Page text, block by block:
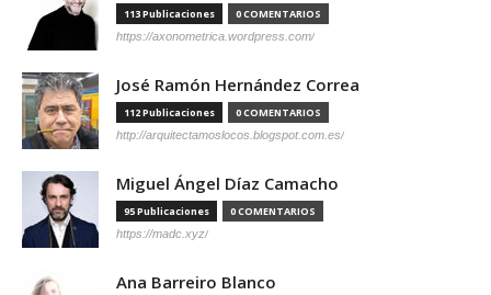
113 Publicaciones 0 COMENTARIOS
https://axonometrica.wordpress.com/
José Ramón Hernández Correa
112 Publicaciones 0 COMENTARIOS
http://arquitectamoslocos.blogspot.com.es/
Miguel Ángel Díaz Camacho
95 Publicaciones 0 COMENTARIOS
https://madc.xyz/
Ana Barreiro Blanco